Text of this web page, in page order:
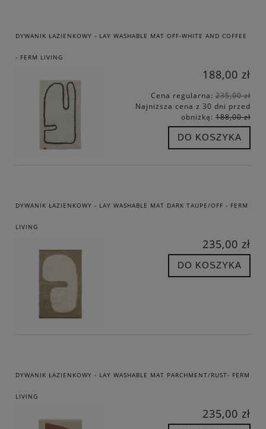
DYWANIK ŁAZIENKOWY - LAY WASHABLE MAT OFF-WHITE AND COFFEE
- FERM LIVING
188,00 zł
Cena regularna: 235,00 zł
Najniższa cena z 30 dni przed
obniżką: 188,00 zł
DO KOSZYKA
DYWANIK ŁAZIENKOWY - LAY WASHABLE MAT DARK TAUPE/OFF - FERM
LIVING
235,00 zł
DO KOSZYKA
DYWANIK ŁAZIENKOWY - LAY WASHABLE MAT PARCHMENT/RUST- FERM
LIVING
235,00 zł